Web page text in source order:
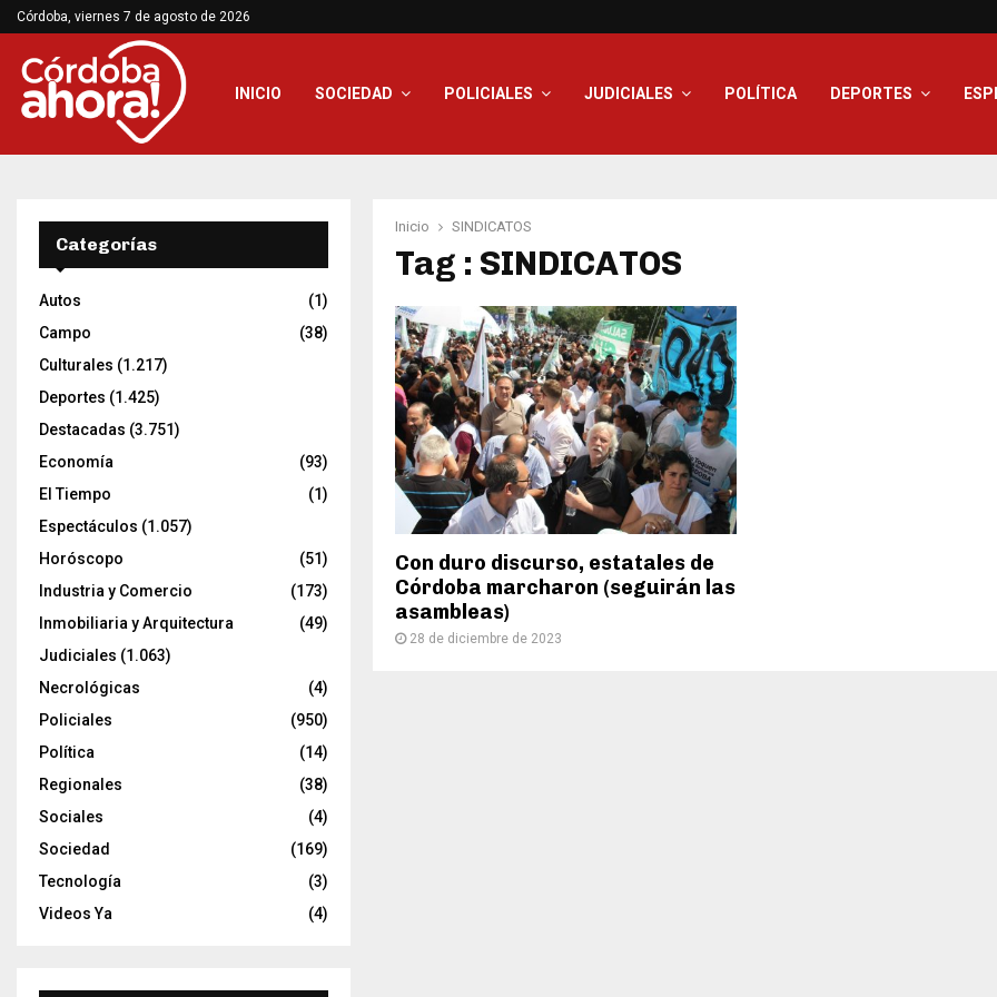
Córdoba, viernes 7 de agosto de 2026
INICIO SOCIEDAD POLICIALES JUDICIALES POLÍTICA DEPORTES
Inicio SINDICATOS
Tag : SINDICATOS
Con duro discurso, estatales de
Córdoba marcharon (seguirán las
asambleas)
28 de diciembre de 2023
Categorías
Autos
(1)
Campo
(38)
Culturales (1.217)
Deportes (1.425)
Destacadas (3.751)
Economía
(93)
El Tiempo
(1)
Espectáculos (1.057)
Horóscopo
(51)
Industria y Comercio
(173)
Inmobiliaria y Arquitectura
(49)
Judiciales (1.063)
Necrológicas
(4)
Policiales
(950)
Política
(14)
Regionales
(38)
Sociales
(4)
Sociedad
(169)
Tecnología
(3)
Videos Ya
(4)